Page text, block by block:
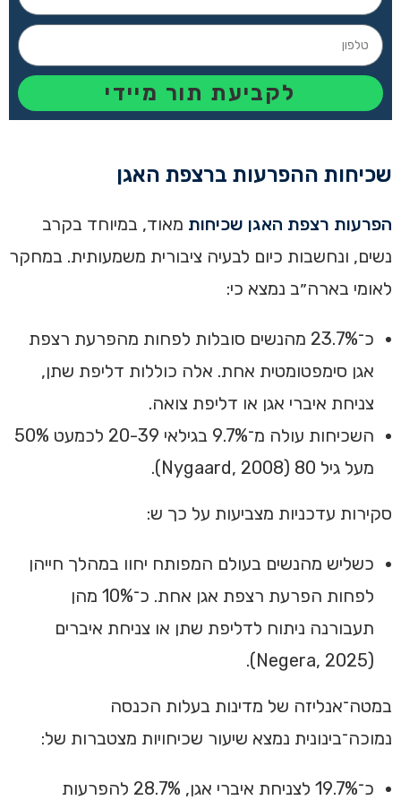
לקביעת תור מיידי
שכיחות ההפרעות ברצפת האגן
הפרעות רצפת האגן שכיחות מאוד, במיוחד בקרב
נשים, ונחשבות כיום לבעיה ציבורית משמעותית. במחקר
לאומי בארה״ב נמצא כי:
כ־23.7% מהנשים סובלות לפחות מהפרעת רצפת
אגן סימפטומטית אחת. אלה כוללות דליפת שתן,
צניחת איברי אגן או דליפת צואה.
השכיחות עולה מ־9.7% בגילאי 20-39 לכמעט 50%
מעל גיל 80 (Nygaard, 2008).
סקירות עדכניות מצביעות על כך ש:
כשליש מהנשים בעולם המפותח יחוו במהלך חייהן
לפחות הפרעת רצפת אגן אחת. כ־10% מהן
תעבורנה ניתוח לדליפת שתן או צניחת איברים
(Negera, 2025).
במטה־אנליזה של מדינות בעלות הכנסה
נמוכה־בינונית נמצא שיעור שכיחויות מצטברות של:
כ־19.7% לצניחת איברי אגן, 28.7% להפרעות